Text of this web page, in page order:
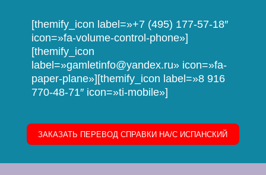
[themify_icon label=»+7 (495) 177-57-18″
icon=»fa-volume-control-phone»]
[themify_icon
label=»gamletinfo@yandex.ru» icon=»fa-
paper-plane»][themify_icon label=»8 916
770-48-71″ icon=»ti-mobile»]
ЗАКАЗАТЬ ПЕРЕВОД СПРАВКИ НА/C ИСПАНСКИЙ